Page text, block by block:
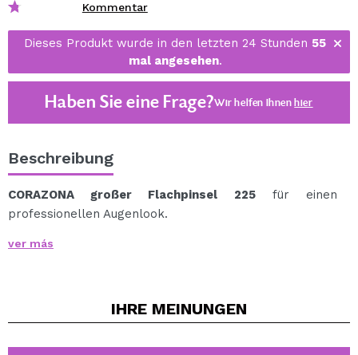
Kommentar
Dieses Produkt wurde in den letzten 24 Stunden 55
mal angesehen.
Haben Sie eine Frage?Wir helfen Ihnenhier
Beschreibung
CORAZONA großer Flachpinsel 225für einen
professionellen Augenlook.
Verblenden von Cremeschatten und Eyelinern.
ver más
IHRE MEINUNGEN